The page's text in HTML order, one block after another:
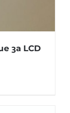
за LCD